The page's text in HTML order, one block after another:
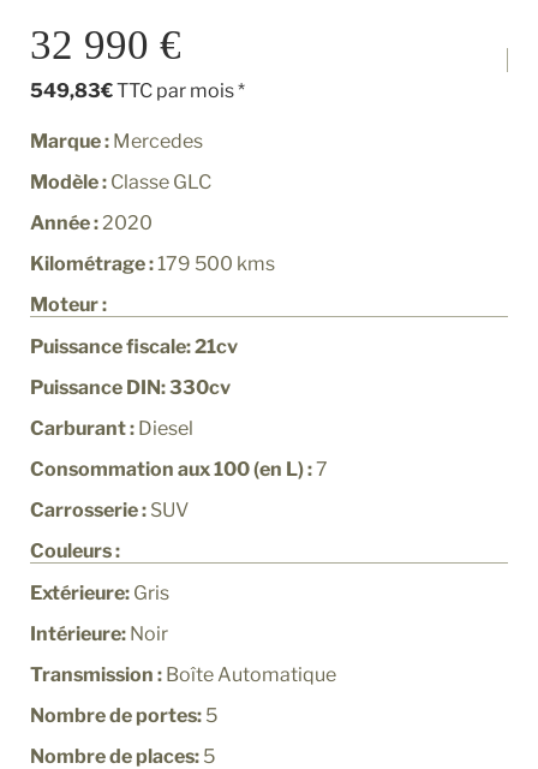
32 990 €
549,83€TTC par mois *
Marque : Mercedes
Modèle : Classe GLC
Année : 2020
Kilométrage : 179 500 kms
Moteur :
Puissance fiscale: 21cv
Puissance DIN: 330cv
Carburant : Diesel
Consommation aux 100 (en L) :7
Carrosserie : SUV
Couleurs :
Extérieure: Gris
Intérieure: Noir
Transmission : Boîte Automatique
Nombre de portes: 5
Nombre de places: 5